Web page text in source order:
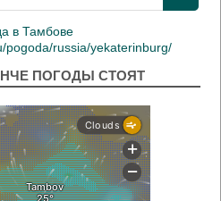
в Тамбове
pogoda/russia/yekaterinburg/
ПОГОДЫ СТОЯТ